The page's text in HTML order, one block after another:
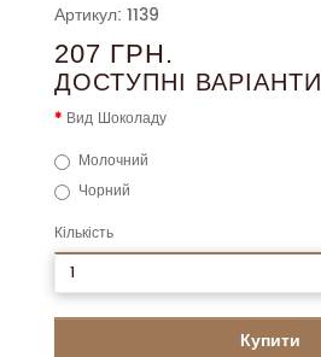
Артикул: 1139
207 ГРН.
ДОСТУПНІ ВАРІАНТИ
Вид Шоколаду
Молочний
Чорний
Кількість
Купити